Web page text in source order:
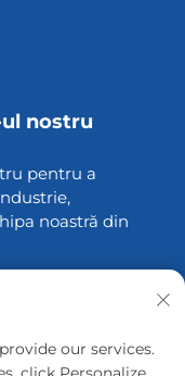
nostru
pentru a
noastră din
our services.